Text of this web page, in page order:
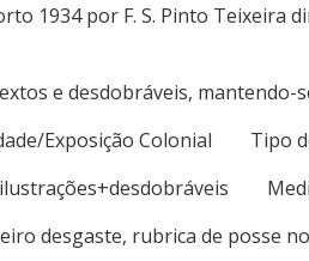
1934 por F. S. Pinto Teixeira
e desdobráveis, mantendo-
Exposição Colonial Tipo
desgaste, rubrica de posse